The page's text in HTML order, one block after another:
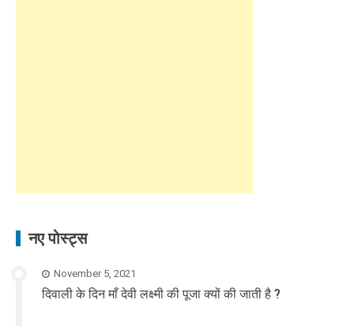
नए पोस्ट्स
November 5, 2021
दिवाली के दिन माँ देवी लक्ष्मी की पूजा क्यों की जाती है ?